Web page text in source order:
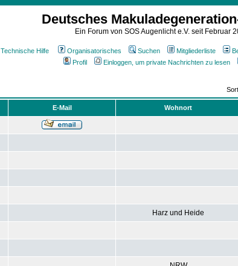
Deutsches
Ein Forum von SOS Augenlicht e.V. seit Februar
Technische Hilfe Organisatorisches Suchen Mitgliederliste
Profil
Einloggen, um private Nachrichten zu lesen
E-Mail Wohnort
Harz und Heide